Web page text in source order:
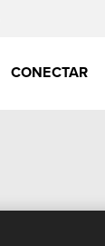
CONECTAR